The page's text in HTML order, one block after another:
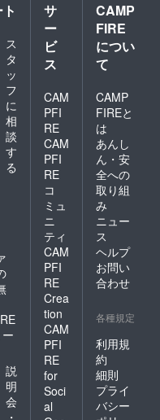
ス
タ
ッ
フ
に
相
談
す
る
説
明
会
サ
ー
ビ
ス
CAM
PFI
RE
CAM
PFI
RE
コ
ミュ
ニ
ティ
CAM
PFI
RE
Crea
tion
CAM
PFI
RE
for
Soci
al
CAMP
FIRE
につい
て
CAMP
FIREと
は
あんし
ん・安
全への
取り組
み
ニュー
ス
ヘルプ
お問い
合わせ
各種規定
利用規
約
細則
プライ
バシー